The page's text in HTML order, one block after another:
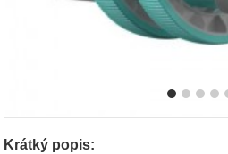
Krátký popis: